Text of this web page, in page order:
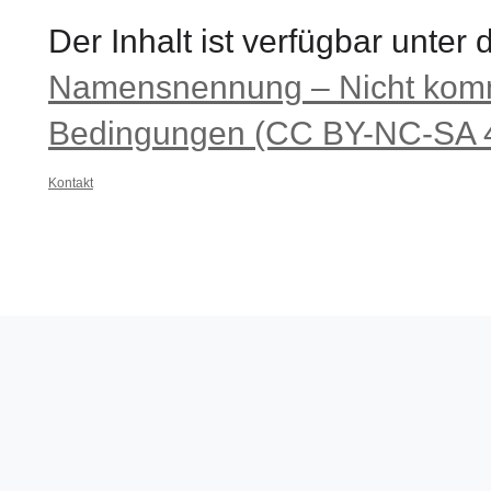
Der Inhalt ist verfügbar unter
Namensnennung – Nicht
Bedingungen (CC BY-NC-SA
Kontakt